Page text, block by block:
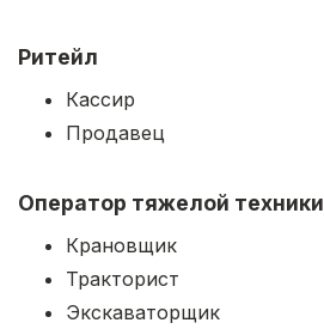
Ритейл
Кассир
Продавец
Оператор тяжелой техники
Крановщик
Тракторист
Экскаваторщик